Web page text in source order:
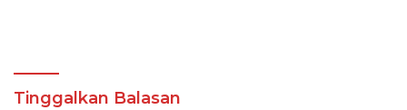
Tinggalkan Balasan